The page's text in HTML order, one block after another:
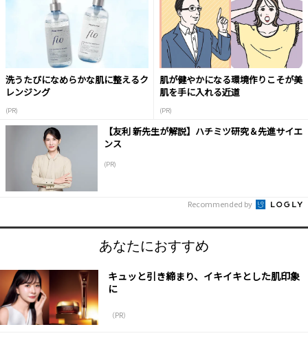
洗うたびになめらかな肌に整えるク
レンジング
(PR)
肌が健やかになる環境作りこそが美
肌を手に入れる近道
(PR)
【友利 新先生が解説】ハチミツ研究＆先進サイエ
ンス
(PR)
Recommended by
あなたにおすすめ
キュッと引き締まり、イキイキとした肌印象
に
（PR）